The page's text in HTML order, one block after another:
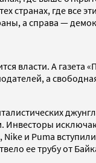
странах, где
а справа —
власти. А
а
и Puma
ее трубу от